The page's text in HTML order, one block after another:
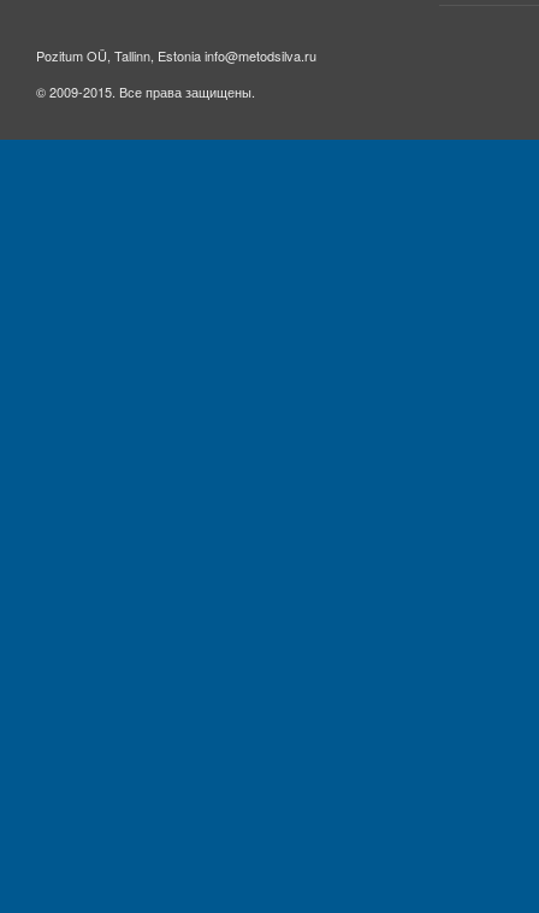
Pozitum OÜ, Tallinn, Estonia info@metodsilva.ru
© 2009-2015. Все права защищены.